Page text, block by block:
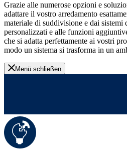
Grazie alle numerose opzioni e
adattare il vostro arredamento
materiale di suddivisione e dai sistemi
personalizzati e alle funzioni
che si adatta perfettamente ai vostri
modo un sistema si trasforma in un
Menü schließen